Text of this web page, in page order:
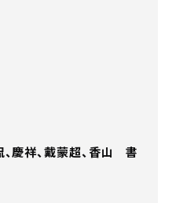
、慶祥、戴蒙超、香山 書